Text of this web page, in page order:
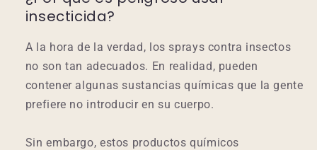
insecticida?
A la hora de la verdad, los sprays contra insectos
no son tan adecuados. En realidad, pueden
contener algunas sustancias químicas que la gente
prefiere no introducir en su cuerpo.
Sin embargo, estos productos químicos